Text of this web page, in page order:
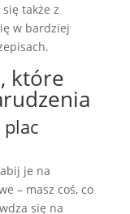
się także z
w bardziej
które
je na
– masz coś, co
się na